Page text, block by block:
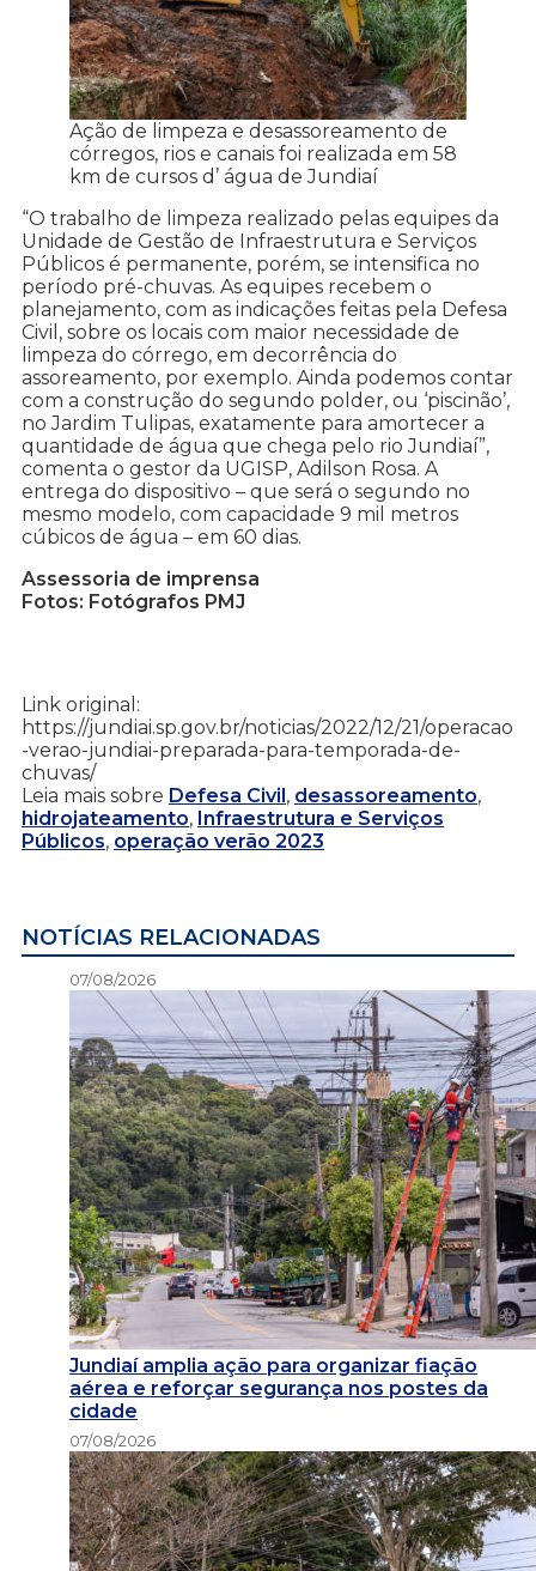
Ação de limpeza e desassoreamento de
córregos, rios e canais foi realizada em 58
km de cursos d’ água de Jundiaí
“O trabalho de limpeza realizado pelas equipes da
Unidade de Gestão de Infraestrutura e Serviços
Públicos é permanente, porém, se intensifica no
período pré-chuvas. As equipes recebem o
planejamento, com as indicações feitas pela Defesa
Civil, sobre os locais com maior necessidade de
limpeza do córrego, em decorrência do
assoreamento, por exemplo. Ainda podemos contar
com a construção do segundo polder, ou ‘piscinão’,
no Jardim Tulipas, exatamente para amortecer a
quantidade de água que chega pelo rio Jundiaí”,
comenta o gestor da UGISP, Adilson Rosa. A
entrega do dispositivo – que será o segundo no
mesmo modelo, com capacidade 9 mil metros
cúbicos de água – em 60 dias.
Assessoria de imprensa
Fotos: Fotógrafos PMJ
Link original:
https://jundiai.sp.gov.br/noticias/2022/12/21/operacao
-verao-jundiai-preparada-para-temporada-de-
chuvas/
Leia mais sobre Defesa Civil, desassoreamento,
hidrojateamento, Infraestrutura e Serviços
Públicos, operação verão 2023
NOTÍCIAS RELACIONADAS
07/08/2026
Jundiaí amplia ação para organizar fiação
aérea e reforçar segurança nos postes da
cidade
07/08/2026